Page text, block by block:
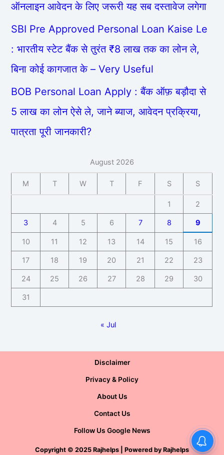
ऑनलाइन आवेदन के लिए जरूरी यह सब दस्तावेज लगेगा
SBI Pre Approved Personal Loan Kaise Le
: भारतीय स्टेट बैंक से तुरंत ₹8 लाख तक का लोन ले,
बिना कोई कागजात के – Very Useful
BOB Personal Loan Apply : बैंक ऑफ़ बड़ौदा से
5 लाख का लोन ऐसे ले, जाने ब्याज, आवेदन प्रक्रिया,
पात्रता पूरी जानकारी?
August 2026
M T W T F S S
1 2
3 4 5 6 7 8 9
10 11 12 13 14 15 16
17 18 19 20 21 22 23
24 25 26 27 28 29 30
31
« Jul
Disclaimer
Privacy & Policy
About Us
Contact Us
Follow Us Google News
Copyright © 2025 Rajhelps | Powered by Rajhelps